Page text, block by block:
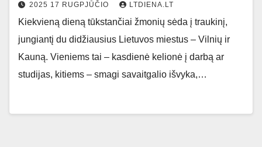
2025 17 RUGPJŪČIO LTDIENA.LT
Kiekvieną dieną tūkstančiai žmonių sėda į traukinį,
jungiantį du didžiausius Lietuvos miestus – Vilnių ir
Kauną. Vieniems tai – kasdienė kelionė į darbą ar
studijas, kitiems – smagi savaitgalio išvyka,…